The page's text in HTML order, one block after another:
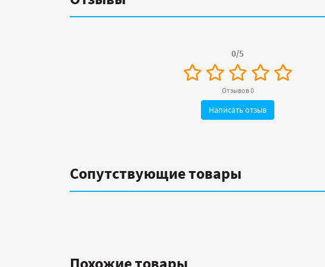
0/5
Отзывов 0
Написать отзыв
Сопутствующие товары